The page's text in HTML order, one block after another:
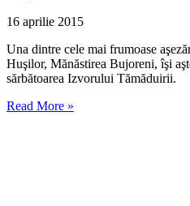
16 aprilie 2015
Una dintre cele mai frumoase
Huşilor, Mănăstirea Bujoreni, îşi
sărbătoarea Izvorului Tămăduirii.
Read More »